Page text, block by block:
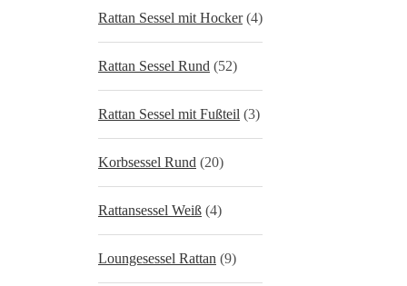
Rattan Sessel mit Hocker (4)
Rattan Sessel Rund (52)
Rattan Sessel mit Fußteil (3)
Korbsessel Rund (20)
Rattansessel Weiß (4)
Loungesessel Rattan (9)